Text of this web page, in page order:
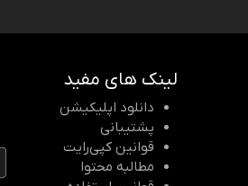
لینک های مفید
دانلود اپلیکیشن
پشتیبانی
قوانین کپی‌رایت
مطالبه محتوا